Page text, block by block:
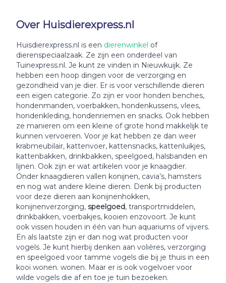
Over Huisdierexpress.nl
Huisdierexpress.nl is een dierenwinkel of
dierenspeciaalzaak. Ze zijn een onderdeel van
Tuinexpress.nl. Je kunt ze vinden in Nieuwkuijk. Ze
hebben een hoop dingen voor de verzorging en
gezondheid van je dier. Er is voor verschillende dieren
een eigen categorie. Zo zijn er voor honden benches,
hondenmanden, voerbakken, hondenkussens, vlees,
hondenkleding, hondenriemen en snacks. Ook hebben
ze manieren om een kleine of grote hond makkelijk te
kunnen vervoeren. Voor je kat hebben ze dan weer
krabmeubilair, kattenvoer, kattensnacks, kattenluikjes,
kattenbakken, drinkbakken, speelgoed, halsbanden en
lijnen. Ook zijn er wat artikelen voor je knaagdier.
Onder knaagdieren vallen konijnen, cavia’s, hamsters
en nog wat andere kleine dieren. Denk bij producten
voor deze dieren aan konijnenhokken,
konijnenverzorging, speelgoed, transportmiddelen,
drinkbakken, voerbakjes, kooien enzovoort. Je kunt
ook vissen houden in één van hun aquariums of vijvers.
En als laatste zijn er dan nog wat producten voor
vogels. Je kunt hierbij denken aan volières, verzorging
en speelgoed voor tamme vogels die bij je thuis in een
kooi wonen. wonen. Maar er is ook vogelvoer voor
wilde vogels die af en toe je tuin bezoeken.